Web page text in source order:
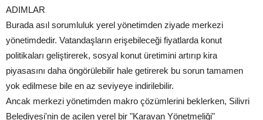
ADIMLAR
Burada asıl sorumluluk yerel yönetimden ziyade merkezi
yönetimdedir. Vatandaşların erişebileceği fiyatlarda konut
politikaları geliştirerek, sosyal konut üretimini artırıp kira
piyasasını daha öngörülebilir hale getirerek bu sorun tamamen
yok edilmese bile en az seviyeye indirilebilir.
Ancak merkezi yönetimden makro çözümlerini beklerken, Silivri
Belediyesi'nin de acilen yerel bir "Karavan Yönetmeliği"